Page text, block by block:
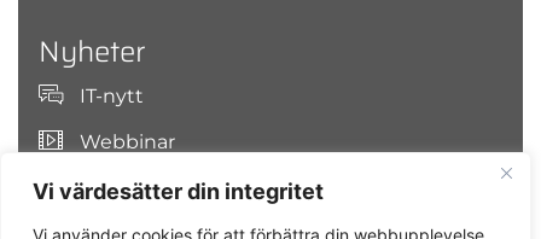
Vi värdesätter din integritet
Vi använder cookies för att förbättra din webbupplevelse,
Nyheter
IT-nytt
Webbinar
Sök på OJCO Secure IT